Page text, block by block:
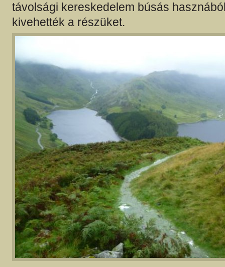
távolsági kereskedelem búsás
kivehették a részüket.